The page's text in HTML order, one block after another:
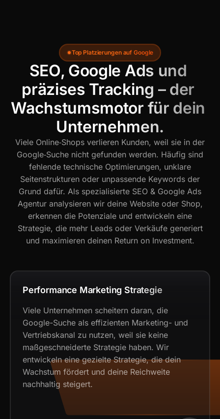
Top Platzierungen auf Google
SEO, Google Ads und
präzises Tracking – der
Wachstumsmotor für dein
Unternehmen.
Viele Online‑Shops verlieren Kunden, weil sie in der
Google‑Suche nicht gefunden werden. Häufig sind
fehlende technische Optimierungen, unklare
Seitenstrukturen oder unpassende Keywords der
Grund dafür. Als spezialisierte SEO & Google Ads
Agentur analysieren wir deine Website oder Shop,
erkennen die Potenziale und entwickeln eine
Strategie, die mehr Leads oder Verkäufe generiert
und maximieren deinen Return on Investment.
Performance Marketing Strategie
Viele Unternehmen scheitern daran, die
Google-Suche als effizienten Marketing- und
Vertriebskanal zu nutzen, weil sie keine
maßgeschneiderte Strategie haben. Wir
entwickeln eine gezielte Strategie, die dein
Wachstum fördert und deine Reichweite
nachhaltig steigert.